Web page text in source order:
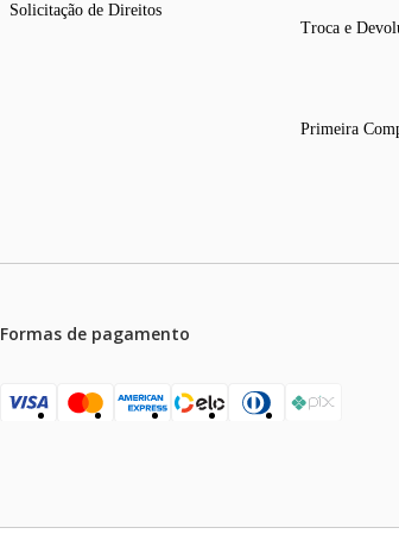
Solicitação de Direitos
Troca e
Primeira
Formas de pagamento